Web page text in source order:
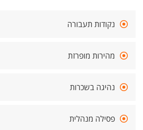
נקודות תעבורה
מהירות מופרזת
נהיגה בשכרות
פסילה מנהלית